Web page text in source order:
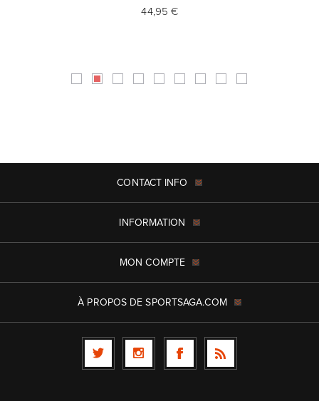
44,95 €
CONTACT INFO
INFORMATION
MON COMPTE
À PROPOS DE SPORTSAGA.COM